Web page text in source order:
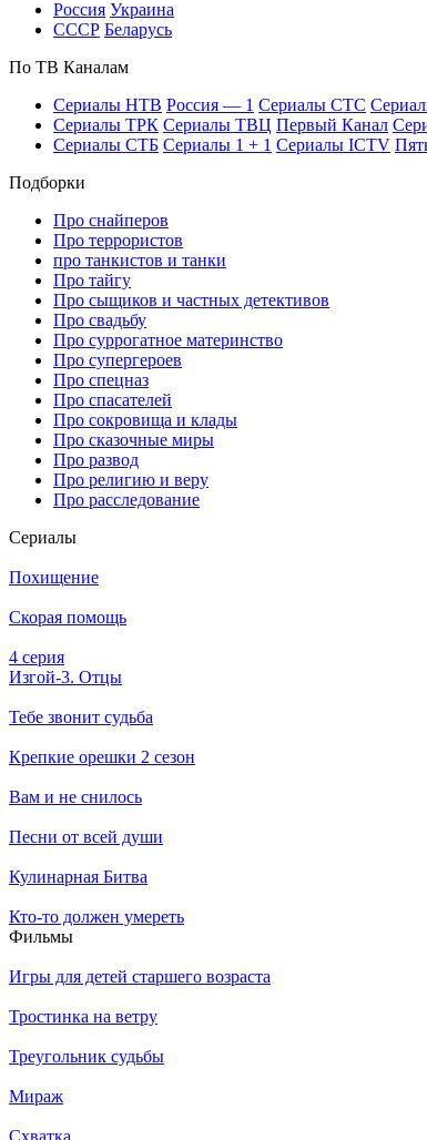
Рос­сия Ук­раи­на
СССР Бе­ла­русь
По ТВ Ка­на­лам
Се­риа­лы НТВ Рос­сия — 1 Се­риа­лы СТС
Се­риа­лы ТРК Се­риа­лы ТВЦ Пер­вый Ка­нал
Се­риа­лы СТБ Се­риа­лы 1 + 1 Се­риа­лы ICTV
Подборки
Про снайперов
Про террористов
про танкистов и танки
Про тайгу
Про сыщиков и частных детективов
Про свадьбу
Про суррогатное материнство
Про супергероев
Про спецназ
Про спасателей
Про сокровища и клады
Про сказочные миры
Про развод
Про религию и веру
Про расследование
Се­риа­лы
Похищение
Скорая помощь
4 серия
Изгой-3. Отцы
Тебе звонит судьба
Крепкие орешки 2 сезон
Вам и не снилось
Песни от всей души
Кулинарная Битва
Кто-то должен умереть
Филь­мы
Игры для детей старшего возраста
Тростинка на ветру
Треугольник судьбы
Мираж
Схватка